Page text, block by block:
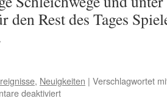
den Rest des Tages
, Neuigkeiten | Verschlagwortet
deaktiviertfür